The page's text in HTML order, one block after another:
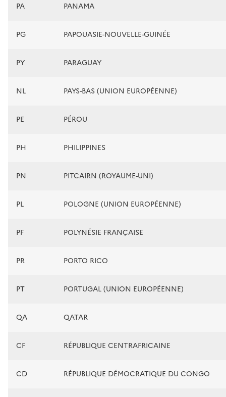
PA PANAMA
PG PAPOUASIE-NOUVELLE-GUINÉE
PY PARAGUAY
NL PAYS-BAS (UNION EUROPÉENNE)
PE PÉROU
PH PHILIPPINES
PN PITCAIRN (ROYAUME-UNI)
PL POLOGNE (UNION EUROPÉENNE)
PF POLYNÉSIE FRANÇAISE
PR PORTO RICO
PT PORTUGAL (UNION EUROPÉENNE)
QA QATAR
CF RÉPUBLIQUE CENTRAFRICAINE
CD RÉPUBLIQUE DÉMOCRATIQUE DU CONGO